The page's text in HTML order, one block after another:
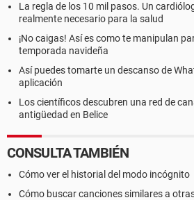
La regla de los 10 mil pasos. Un
realmente necesario para la salud
¡No caigas! Así es como te manipulan
temporada navideña
Así puedes tomarte un descanso de
aplicación
Los científicos descubren una red de
antigüedad en Belice
CONSULTA TAMBIÉN
Cómo ver el historial del modo incógnito
Cómo buscar canciones similares a